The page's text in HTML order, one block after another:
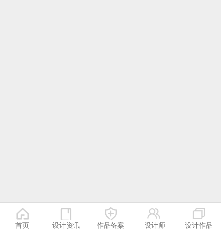
首页 设计资讯 作品备案 设计师 设计作品